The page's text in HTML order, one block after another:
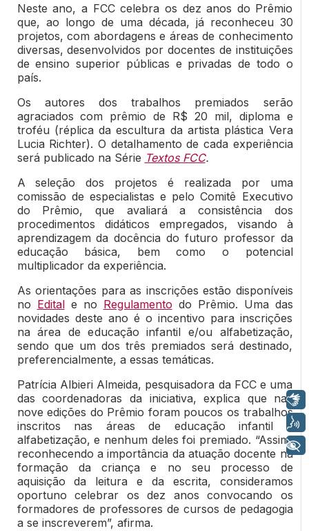
Neste ano, a FCC celebra os dez anos do Prêmio
que, ao longo de uma década, já reconheceu 30
projetos, com abordagens e áreas de conhecimento
diversas, desenvolvidos por docentes de instituições
de ensino superior públicas e privadas de todo o
país.
Os autores dos trabalhos premiados serão
agraciados com prêmio de R$ 20 mil, diploma e
troféu (réplica da escultura da artista plástica Vera
Lucia Richter). O detalhamento de cada experiência
será publicado na Série Textos FCC.
A seleção dos projetos é realizada por uma
comissão de especialistas e pelo Comitê Executivo
do Prêmio, que avaliaráa consistência dos
procedimentos didáticos empregados, visando à
aprendizagem da docência do futuro professor da
educação básica, bem como o potencial
multiplicador da experiência.
As orientações para as inscrições estão disponíveis
no Editale no Regulamento do Prêmio. Uma das
novidades deste ano é o incentivo para inscrições
na área de educação infantil e/ou alfabetização,
sendo que um dos três premiados será destinado,
preferencialmente, a essas temáticas.
Patrícia Albieri Almeida, pesquisadora da FCC e uma
das coordenadoras da iniciativa, explica que nas
nove edições do Prêmio foram poucos os trabalhos
inscritos nas áreas de educação infantil e
alfabetização, e nenhum deles foi premiado. “Assim,
reconhecendo a importância da atuação docente na
formação da criança e no seu processo de
aquisição da leitura e da escrita, consideramos
oportuno celebrar os dez anos convocando os
formadores de professores de cursos de pedagogia
a se inscreverem”, afirma.
Libras
Voz
+ Acessibilidade